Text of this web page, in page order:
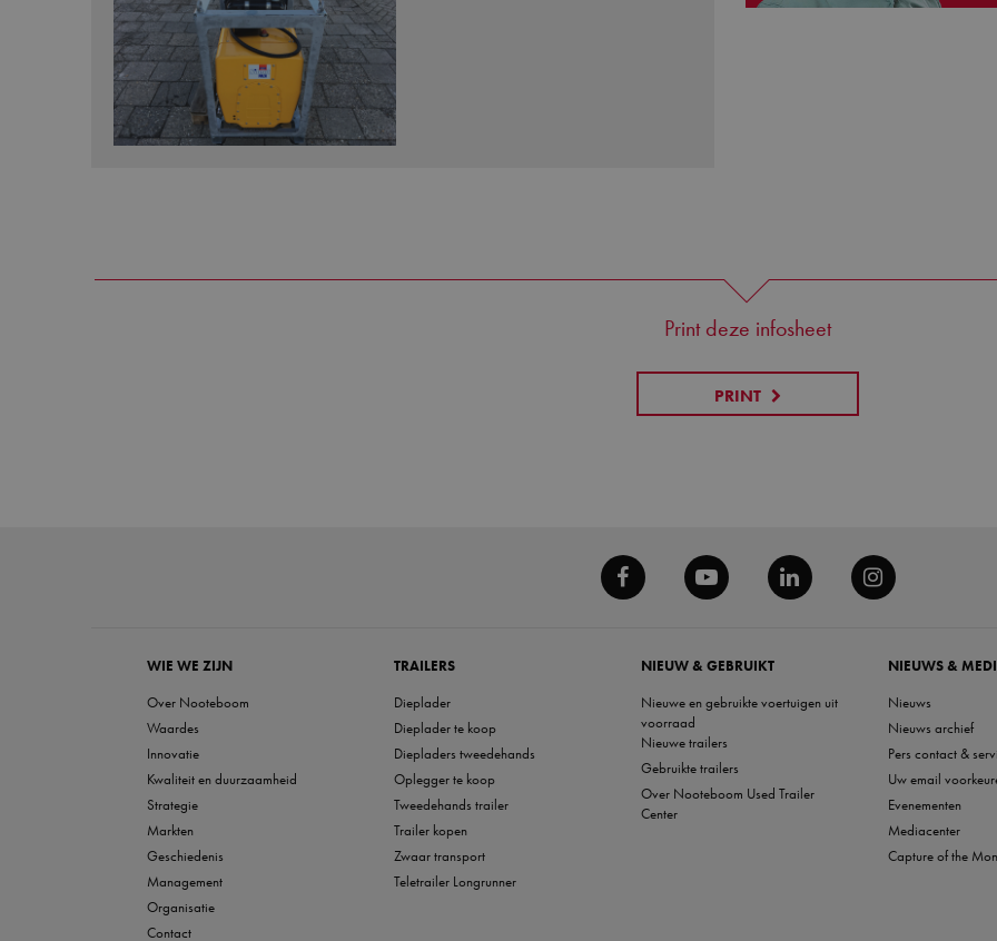
Print deze infosheet
PRINT
WIE WE ZIJN
Over Nooteboom
Waardes
Innovatie
Kwaliteit en duurzaamheid
Strategie
Markten
Geschiedenis
Management
Organisatie
Contact
TRAILERS
Dieplader
Dieplader te koop
Diepladers tweedehands
Oplegger te koop
Tweedehands trailer
Trailer kopen
Zwaar transport
Teletrailer Longrunner
NIEUW & GEBRUIKT
Nieuwe en gebruikte voertuigen uit
voorraad
Nieuwe trailers
Gebruikte trailers
Over Nooteboom Used Trailer
Center
NIEUWS &
Nieuws
Nieuws archief
Pers contact &
Uw email
Evenementen
Mediacenter
Capture of the